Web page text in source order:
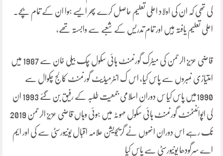
کی تھی کہ ان کی اولاد اعلی تعلیم حاصل کرے پھر ایسے ہوا ان کے تمام بچے۔
اعلی تعلیم یافتہ ہیں اور تمام تدریس کے شعبے سے وابستہ تھے،
قاضی عزیز الرحمن کی میٹرک گورنمنٹ ہائی سکول چک بیلی خان سے 1987 میں
امتیازی نمبروں سے پاس کیا، اس ک انٹرمیڈیٹ گورنمنٹ کالج چکوال سے
1990میں پاس کیا س دوران اسلامی جمعیت طلبہ کے رفیق بن گئے 1993 ان
کی اپوائنٹمنٹ گورنمنٹ ہائی سکول مہوٹہ میں ہوئی وہاں قاضی عزیز الرحمن 2019
تک رہے اس دوران انھوں نے گریجویشن علامہ اقبال یونیورسٹی سے کی اور ایم
اے سرگودھا یونیورسٹی سے پاس کیا